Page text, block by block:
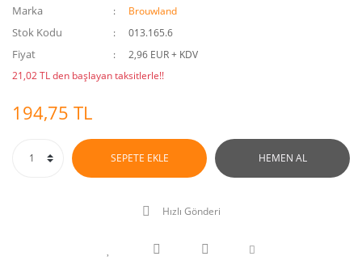
Marka Brouwland
Stok Kodu 013.165.6
Fiyat
2,96 EUR + KDV
21,02 TL den başlayan taksitlerle!!
194,75 TL
SEPETE EKLE HEMEN AL
Hızlı Gönderi